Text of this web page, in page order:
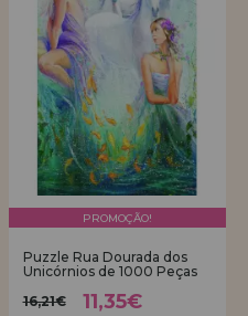
PROMOÇÃO!
Puzzle Rua Dourada dos
Unicórnios de 1000 Peças
16,21€
11,35€